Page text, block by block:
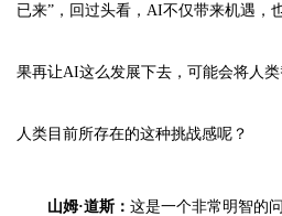
已来”，回过头看，AI不仅带来机遇，
果再让AI这么发展下去，可能会将人
人类目前所存在的这种挑战感呢？
山姆·道斯： 这是一个非常明智的